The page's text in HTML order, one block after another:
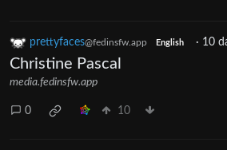
prettyfaces@fedinsfw.app English · 10
Christine Pascal
media.fedinsfw.app
0 10